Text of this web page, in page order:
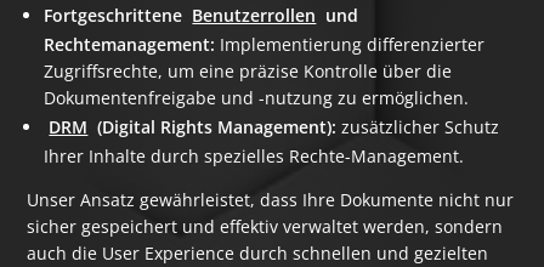
Fortgeschrittene Benutzerrollen und
Rechtemanagement: Implementierung differenzierter
Zugriffsrechte, um eine präzise Kontrolle über die
Dokumentenfreigabe und -nutzung zu ermöglichen.
DRM (Digital Rights Management): zusätzlicher Schutz
Ihrer Inhalte durch spezielles Rechte-Management.
Unser Ansatz gewährleistet, dass Ihre Dokumente nicht nur
sicher gespeichert und effektiv verwaltet werden, sondern
auch die User Experience durch schnellen und gezielten